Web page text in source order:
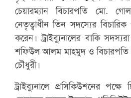
চেয়ারম্যান বিচারপতি মো.
নেতৃত্বাধীন তিন সদস্যের
করেন। ট্রাইব্যুনালের বাকি
শফিউল আলম মাহমুদ ও
চৌধুরী।
ট্রাইব্যুনালে প্রসিকিউশনের